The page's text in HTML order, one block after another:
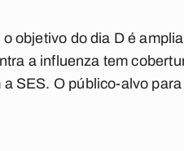
objetivo do dia D é
a influenza tem
SES. O público-alvo